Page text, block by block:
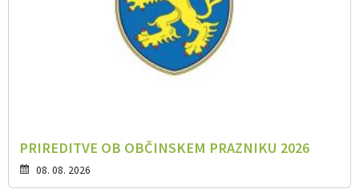
PRIREDITVE OB OBČINSKEM PRAZNIKU 2026
08. 08. 2026